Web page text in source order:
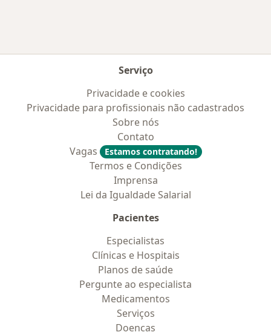
Serviço
Privacidade e cookies
Privacidade para profissionais não cadastrados
Sobre nós
Contato
Vagas
Estamos contratando!
Termos e Condições
Imprensa
Lei da Igualdade Salarial
Pacientes
Especialistas
Clínicas e Hospitais
Planos de saúde
Pergunte ao especialista
Medicamentos
Serviços
Doencas